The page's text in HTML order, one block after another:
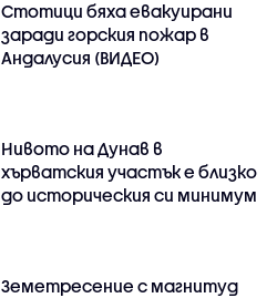
Стотици бяха евакуирани
заради горския пожар в
Андалусия (ВИДЕО)
Нивото на Дунав в
хърватския участък е близко
до историческия си минимум
Земетресение с магнитуд